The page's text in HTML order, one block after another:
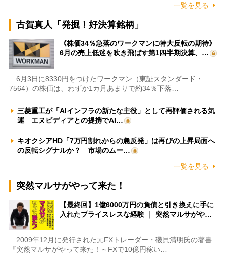
一覧を見る
古賀真人「発掘！好決算銘柄」
《株価34％急落のワークマンに特大反転の期待》
6月の売上低迷を吹き飛ばす第1四半期決算、…
6月3日に8330円をつけたワークマン（東証スタンダード・
7564）の株価は、わずか1カ月あまりで約34％下落…
三菱重工が「AIインフラの新たな主役」として再評価される気
運 エヌビディアとの提携でAI…
キオクシアHD「7万円割れからの急反発」は再びの上昇局面へ
の反転シグナルか？ 市場のムー…
一覧を見る
突然マルサがやって来た！
【最終回】1億6000万円の負債と引き換えに手に
入れたプライスレスな経験 ｜ 突然マルサがや…
2009年12月に発行された元FXトレーダー・磯貝清明氏の著書
『突然マルサがやって来た！～FXで10億円稼い…